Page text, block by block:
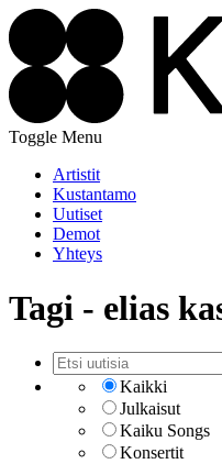
Toggle Menu
Artistit
Kustantamo
Uutiset
Demot
Yhteys
Tagi - elias
Kaikki
Julkaisut
Kaiku Songs
Konsertit